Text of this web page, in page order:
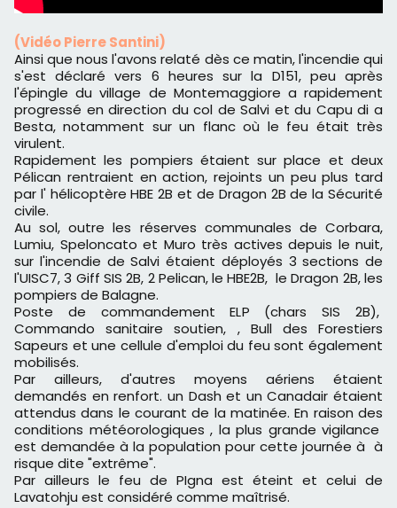
(Vidéo Pierre Santini)
Ainsi que nous l'avons relaté dès ce matin, l'incendie qui
s'est déclaré vers 6 heures sur la D151, peu après
l'épingle du village de Montemaggiore a rapidement
progressé en direction du col de Salvi et du Capu di a
Besta, notamment sur un flanc où le feu était très
virulent.
Rapidement les pompiers étaient sur place et deux
Pélican rentraient en action, rejoints un peu plus tard
par l' hélicoptère HBE 2B et de Dragon 2B de la Sécurité
civile.
Au sol, outre les réserves communales de Corbara,
Lumiu, Speloncato et Muro très actives depuis le nuit,
sur l'incendie de Salvi étaient déployés 3 sections de
l'UISC7, 3 Giff SIS 2B, 2 Pelican, le HBE2B, le Dragon 2B, les
pompiers de Balagne.
Poste de commandement ELP (chars SIS 2B),
Commando sanitaire soutien, , Bull des Forestiers
Sapeurs et une cellule d'emploi du feu sont également
mobilisés.
Par ailleurs, d'autres moyens aériens étaient
demandés en renfort. un Dash et un Canadair étaient
attendus dans le courant de la matinée. En raison des
conditions météorologiques , la plus grande vigilance
est demandée à la population pour cette journée à à
risque dite "extrême".
Par ailleurs le feu de PIgna est éteint et celui de
Lavatohju est considéré comme maîtrisé.